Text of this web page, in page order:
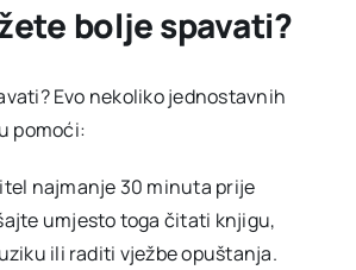
bolje spavati?
Evo nekoliko jednostavnih
pomoći:
najmanje 30 minuta prije
umjesto toga čitati knjigu,
ili raditi vježbe opuštanja.